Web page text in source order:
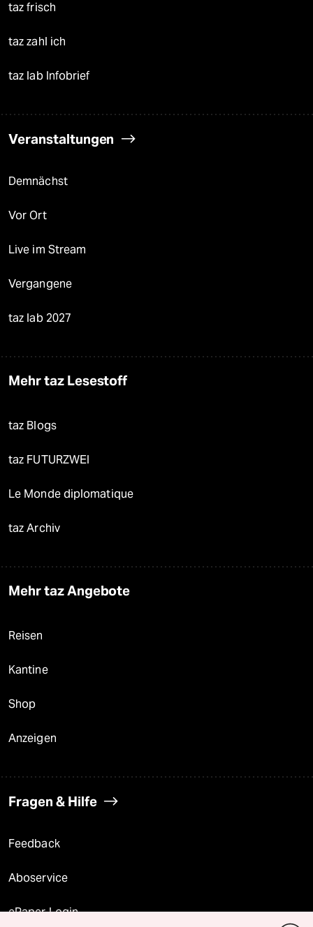
taz frisch
taz zahl ich
taz lab Infobrief
Veranstaltungen
Demnächst
Vor Ort
Live im Stream
Vergangene
taz lab 2027
Mehr taz Lesestoff
taz Blogs
taz FUTURZWEI
Le Monde diplomatique
taz Archiv
Mehr taz Angebote
Reisen
Kantine
Shop
Anzeigen
Fragen & Hilfe
Feedback
Aboservice
ePaper Login